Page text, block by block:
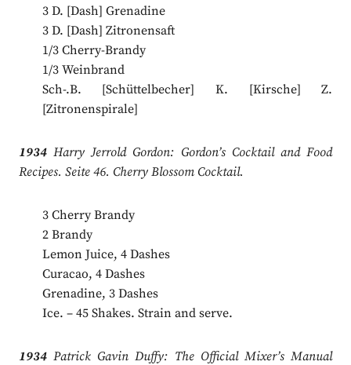
3 D. [Dash] Grenadine
3 D. [Dash] Zitronensaft
1/3 Cherry-Brandy
1/3 Weinbrand
Sch-.B. [Schüttelbecher] K. [Kirsche] Z.
[Zitronenspirale]
1934Harry Jerrold Gordon: Gordon’s Cocktail and Food
Recipes. Seite 46. Cherry Blossom Cocktail.
3 Cherry Brandy
2 Brandy
Lemon Juice, 4 Dashes
Curacao, 4 Dashes
Grenadine, 3 Dashes
Ice. – 45 Shakes. Strain and serve.
1934Patrick Gavin Duffy: The Official Mixer’s Manual